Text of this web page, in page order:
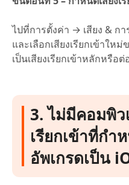
ไปที่การตั้งค่า → เสียง & กา
และเลือกเสียงเรียกเข้าใ
เป็นเสียงเรียกเข้าหลักหรือ
3. ไม่มีคอมพิว
เรียกเข้าที่กำ
อัพเกรดเป็น